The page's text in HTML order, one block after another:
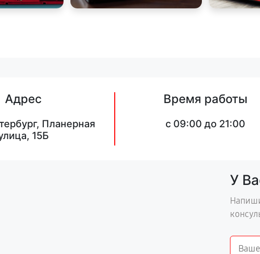
Адрес
Планерная
15Б
Время работы
c 09:00 до 21:00
У